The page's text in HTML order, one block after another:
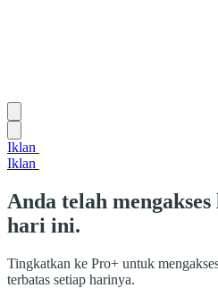
Iklan
Iklan
Anda telah
hari ini.
Tingkatkan ke Pro+ untuk
terbatas setiap harinya.